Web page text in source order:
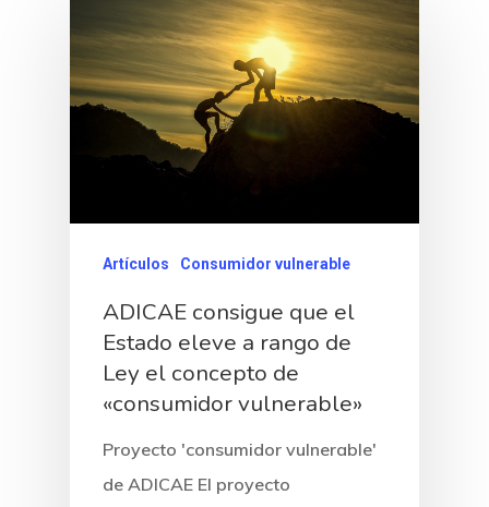
Artículos Consumidor vulnerable
ADICAE consigue que el
Estado eleve a rango de
Ley el concepto de
«consumidor vulnerable»
Proyecto 'consumidor vulnerable'
de ADICAE El proyecto